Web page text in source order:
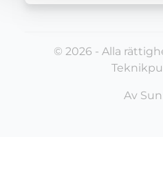
© 2026 - Alla
Av